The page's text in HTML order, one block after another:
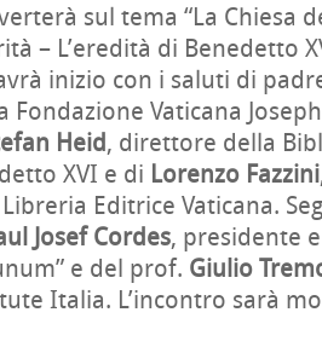
sul tema “La Chiesa
– L’eredità di Benedetto
inizio con i saluti di
Fondazione Vaticana
Heid, direttore della
XVI e di Lorenzo Fazzini
Editrice Vaticana.
Josef Cordes, presidente
e del prof. Giulio
Italia. L’incontro sarà